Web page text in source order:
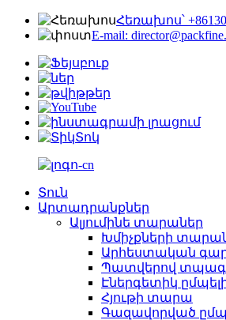
Հեռախոս՝
E-mail:
Տուն
Արտադրանքներ
Ալյումինե տարաներ
Խմիչքների
Արհեստական
Պատվերով
Էներգետիկ
Հյութի տարա
Գազավորված